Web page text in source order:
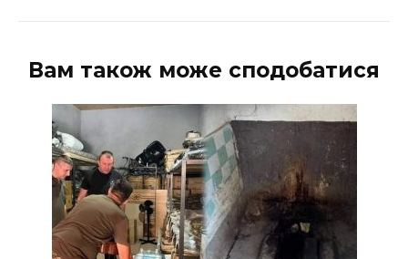
Вам також може сподобатися